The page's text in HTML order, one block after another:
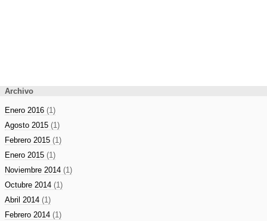
Archivo
Enero 2016 (1)
Agosto 2015 (1)
Febrero 2015 (1)
Enero 2015 (1)
Noviembre 2014 (1)
Octubre 2014 (1)
Abril 2014 (1)
Febrero 2014 (1)